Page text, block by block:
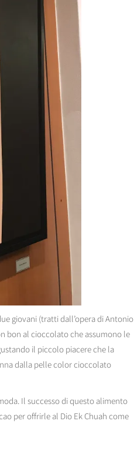
giovani (tratti dall’opera di Antonio
bon al cioccolato che assumono le
il piccolo piacere che la
dalla pelle color cioccolato
Il successo di questo alimento
per offrirle al Dio Ek Chuah come